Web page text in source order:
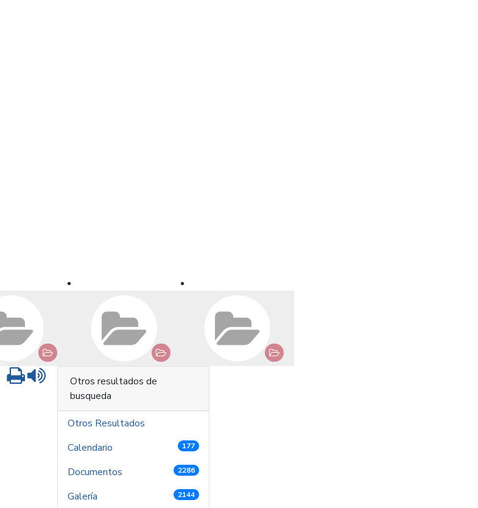
siguiente
Imprimir
Otros resultados de
busqueda
Otros Resultados
Calendario
177
Documentos 2286
Galería 2144